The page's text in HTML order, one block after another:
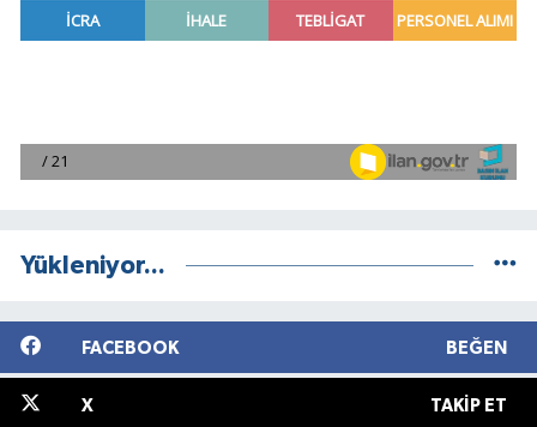
Yükleniyor...
FACEBOOK BEĞEN
X TAKIP ET